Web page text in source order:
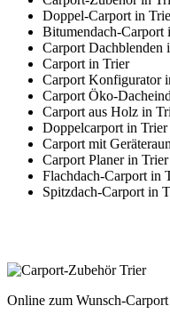
Doppel-Carport in
Bitumendach-Carport
Carport Dachblenden
Carport in Trier
Carport Konfigurator
Carport Öko-
Carport aus Holz in
Doppelcarport in Trier
Carport mit
Carport Planer in Trier
Flachdach-Carport in
Spitzdach-Carport in
Online zum Wunsch-Carport